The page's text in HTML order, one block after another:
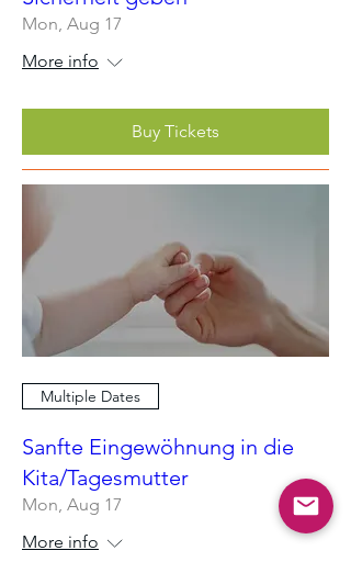
Mon, Aug 17
More info
Buy Tickets
Multiple Dates
Sanfte Eingewöhnung in die
Kita/Tagesmutter
Mon, Aug 17
More info